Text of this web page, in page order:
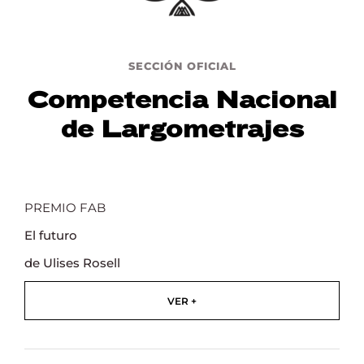
SECCIÓN OFICIAL
Competencia Nacional
de Largometrajes
PREMIO FAB
El futuro
de Ulises Rosell
VER +